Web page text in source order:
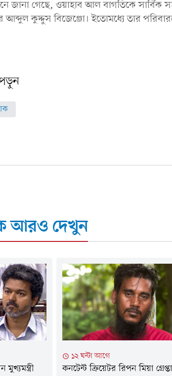
জানা গেছে, ওয়াহাব আল বাগতিকে সার্বিক
আব্দুল কুদ্দুস বিজেঞ্জো। ইতোমধ্যে তার
আরও দেখুন
মুখ্যমন্ত্রী
১২ ঘন্টা আগে
কনটেন্ট ক্রিয়েটর রিপন মিয়া